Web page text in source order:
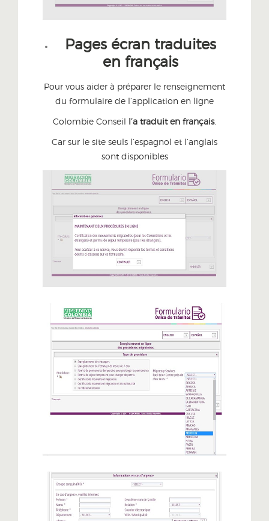
Pages écran traduites
en français
Pour vous aider à préparer le renseignement
du formulaire de l’application en ligne
Colombie Conseil l’a traduit en français.
Car sur le site seuls l’espagnol et l’anglais
sont disponibles